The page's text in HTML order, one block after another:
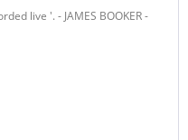
live '. - JAMES BOOKER -